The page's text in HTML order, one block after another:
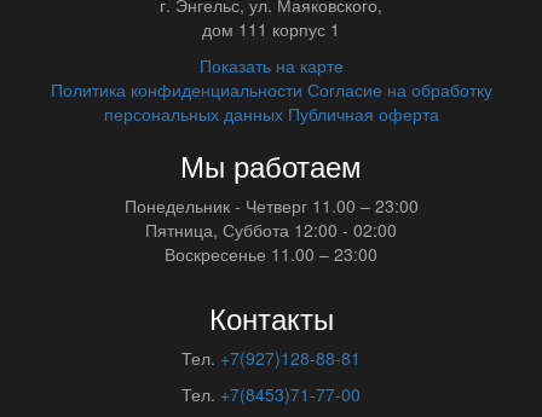
г. Энгельс, ул. Маяковского,
дом 111 корпус 1
Показать на карте
Политика конфиденциальности Согласие на обработку
персональных данных Публичная оферта
Мы работаем
Понедельник - Четверг 11.00 – 23:00
Пятница, Суббота 12:00 - 02:00
Воскресенье 11.00 – 23:00
Контакты
Тел. +7(927)128-88-81
Тел. +7(8453)71-77-00